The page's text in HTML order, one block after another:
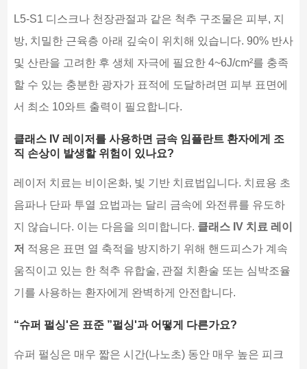
L5-S1 디스크나 천장관절과 같은 척추 구조물은 피부, 지
방, 치밀한 근육층 아래 깊숙이 위치해 있습니다. 90% 반사
및 산란을 고려한 후 생체 자극에 필요한 4~6J/cm²를 충족
할 수 있는 충분한 광자가 표적에 도달하려면 피부 표면에
서 최소 10와트 출력이 필요합니다.
클래스 IV 레이저를 사용하면 금속 임플란트 환자에게 조
직 손상이 발생할 위험이 있나요?
레이저 치료는 비이온화, 빛 기반 치료법입니다. 치료용 초
음파나 단파 투열 요법과는 달리 금속에 와전류를 유도하
지 않습니다. 이는 다음을 의미합니다. 클래스 IV 치료 레이
저 적용은 표면 열 축적을 방지하기 위해 핸드피스가 계속
움직이고 있는 한 척추 유합술, 관절 치환술 또는 심박조율
기를 사용하는 환자에게 완벽하게 안전합니다.
“슈퍼 펄싱'은 표준 ”펄싱'과 어떻게 다른가요?
슈퍼 펄싱은 매우 짧은 시간(나노초) 동안 매우 높은 피크